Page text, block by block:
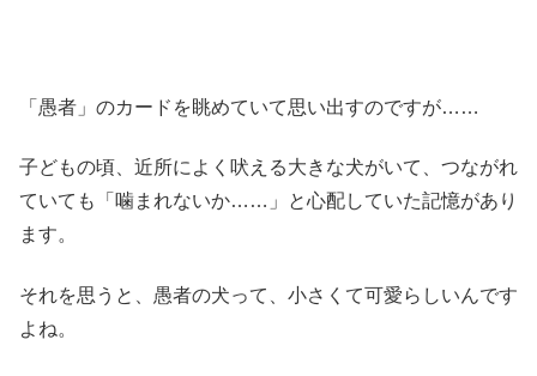
「愚者」のカードを眺めていて思い出すのですが……
子どもの頃、近所によく吠える大きな犬がいて、つながれ
ていても「噛まれないか……」と心配していた記憶があり
ます。
それを思うと、愚者の犬って、小さくて可愛らしいんです
よね。